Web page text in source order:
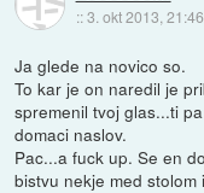
::3. okt 2013, 21:46
Ja glede na novico so.
To kar je on naredil je
spremenil tvoj glas...ti
domaci naslov.
Pac...a fuck up. Se en
bistvu nekje med stolom